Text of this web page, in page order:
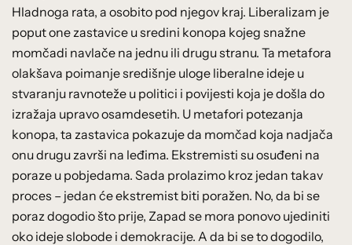
Hladnoga rata, a osobito pod njegov kraj. Liberalizam je
poput one zastavice u sredini konopa kojeg snažne
momčadi navlače na jednu ili drugu stranu. Ta metafora
olakšava poimanje središnje uloge liberalne ideje u
stvaranju ravnoteže u politici i povijesti koja je došla do
izražaja upravo osamdesetih. U metafori potezanja
konopa, ta zastavica pokazuje da momčad koja nadjača
onu drugu završi na leđima. Ekstremisti su osuđeni na
poraze u pobjedama. Sada prolazimo kroz jedan takav
proces – jedan će ekstremist biti poražen. No, da bi se
poraz dogodio što prije, Zapad se mora ponovo ujediniti
oko ideje slobode i demokracije. A da bi se to dogodilo,